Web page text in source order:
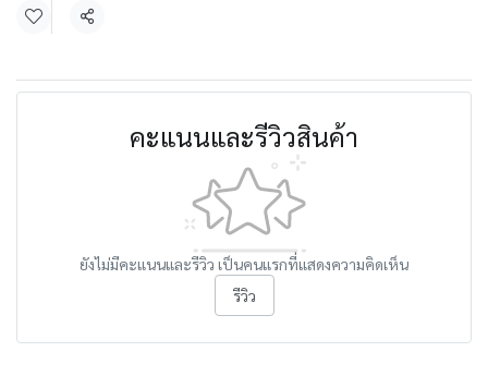
แชร์
คะแนนและรีวิวสินค้า
ยังไม่มีคะแนนและรีวิว เป็นคนแรกที่แสดงความคิดเห็น
รีวิว